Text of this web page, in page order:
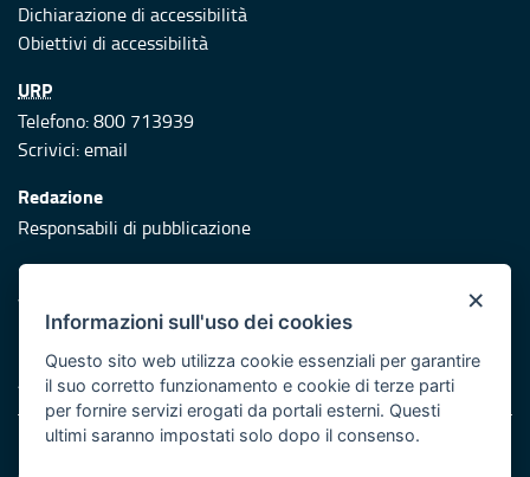
Dichiarazione di accessibilità
Obiettivi di accessibilità
URP
Telefono: 800 713939
Scrivici:email
Redazione
Responsabili di pubblicazione
Protezione civile
Vai al sito di Protezione Civile Puglia
Iniziativa finanziata con risorse del POR Puglia 2014/2020 -
Asse XI
Note legali
×
Informazioni sull'uso dei cookies
Questo sito web utilizza cookie essenziali per garantire
il suo corretto funzionamento e cookie di terze parti
per fornire servizi erogati da portali esterni. Questi
ultimi saranno impostati solo dopo il consenso.